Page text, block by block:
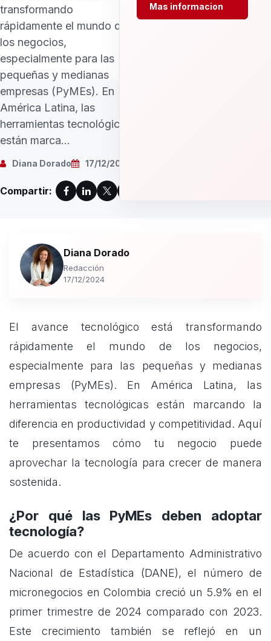
transformando
rápidamente el mundo de
los negocios,
especialmente para las
pequeñas y medianas
empresas (PyMEs). En
América Latina, las
herramientas tecnológicas
están marca...
Diana Dorado 17/12/2024
Compartir:
Mas informacion
Diana Dorado
Redacción
17/12/2024
El avance tecnológico está transformando
rápidamente el mundo de los negocios,
especialmente para las pequeñas y medianas
empresas (PyMEs). En América Latina, las
herramientas tecnológicas están marcando la
diferencia en productividad y competitividad. Aquí
te presentamos cómo tu negocio puede
aprovechar la tecnología para crecer de manera
sostenida.
¿Por qué las PyMEs deben adoptar
tecnología?
De acuerdo con el Departamento Administrativo
Nacional de Estadística (DANE), el número de
micronegocios en Colombia creció un 5.9% en el
primer trimestre de 2024 comparado con 2023.
Este crecimiento también se reflejó en un